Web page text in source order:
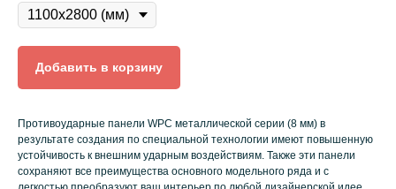
Добавить в корзину
Противоударные панели WPC металлической серии (8 мм) в
результате создания по специальной технологии имеют повышенную
устойчивость к внешним ударным воздействиям. Также эти панели
сохраняют все преимущества основного модельного ряда и с